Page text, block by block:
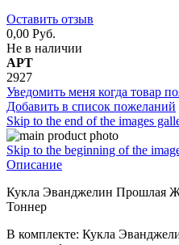
Оставить отзыв
0,00 Руб.
Не в наличии
АРТ
2927
Уведомить меня когда товар
Добавить в список пожеланий
Skip to the end of the images
Skip to the beginning of the
Описание
Кукла Эванджелин Прошлая
Тоннер
В комплекте: Кукла